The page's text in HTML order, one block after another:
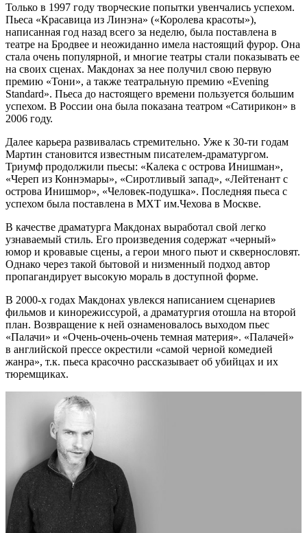
Только в 1997 году творческие попытки увенчались успехом.
Пьеса «Красавица из Линэна» («Королева красоты»),
написанная год назад всего за неделю, была поставлена в
театре на Бродвее и неожиданно имела настоящий фурор. Она
стала очень популярной, и многие театры стали показывать ее
на своих сценах. Макдонах за нее получил свою первую
премию «Тони», а также театральную премию «Evening
Standard». Пьеса до настоящего времени пользуется большим
успехом. В России она была показана театром «Сатирикон» в
2006 году.
Далее карьера развивалась стремительно. Уже к 30-ти годам
Мартин становится известным писателем-драматургом.
Триумф продолжили пьесы: «Калека с острова Инишман»,
«Череп из Коннэмары», «Сиротливый запад», «Лейтенант с
острова Инишмор», «Человек-подушка». Последняя пьеса с
успехом была поставлена в МХТ им.Чехова в Москве.
В качестве драматурга Макдонах выработал свой легко
узнаваемый стиль. Его произведения содержат «черный»
юмор и кровавые сцены, а герои много пьют и сквернословят.
Однако через такой бытовой и низменный подход автор
пропагандирует высокую мораль в доступной форме.
В 2000-х годах Макдонах увлекся написанием сценариев
фильмов и кинорежиссурой, а драматургия отошла на второй
план. Возвращение к ней ознаменовалось выходом пьес
«Палачи» и «Очень-очень-очень темная материя». «Палачей»
в английской прессе окрестили «самой черной комедией
жанра», т.к. пьеса красочно рассказывает об убийцах и их
тюремщиках.